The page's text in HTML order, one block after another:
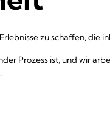
zu schaffen, die
Prozess ist, und wir